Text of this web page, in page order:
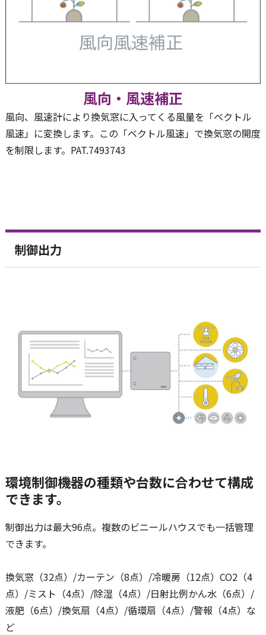
風向・風速補正
風向、風速計により換気窓に入ってくる風量を「ベクトル
風速」に変換します。この「ベクトル風速」で換気窓の開度
を制限します。PAT.7493743
制御出力
環境制御機器の種類や台数に合わせて構成
できます。
制御出力は最大96点。複数のビニールハウスでも一括管理
できます。
換気窓（32点）/カーテン（8点）/冷暖房（12点）CO2（4
点）/ミスト（4点）/除湿（4点）/日射比例かん水（6点）/
液肥（6点）/換気扇（4点）/循環扇（4点）/警報（4点）な
ど